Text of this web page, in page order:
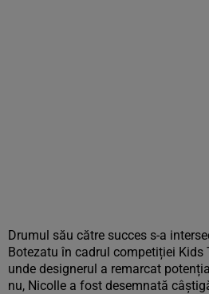
Drumul său către succes s-a
Botezatu în cadrul competiției Kids
unde designerul a remarcat
nu, Nicolle a fost desemnată